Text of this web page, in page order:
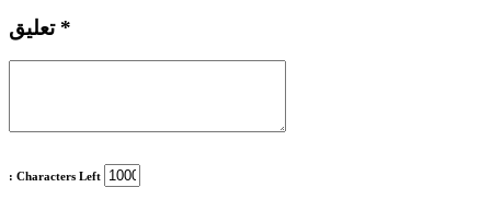
تعليق *
: Characters Left